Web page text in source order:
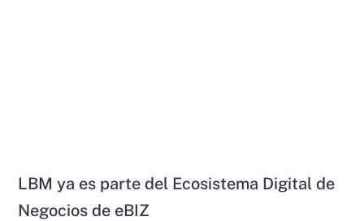
LBM ya es parte del Ecosistema Digital de
Negocios de eBIZ